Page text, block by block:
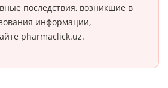
последствия, возникшие в
информации,
pharmaclick.uz.